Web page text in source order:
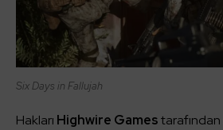
Six Days in Fallujah
Hakları Highwire Gamestarafından